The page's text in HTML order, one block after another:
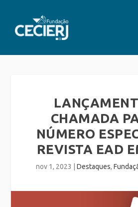
CHAMADA
NÚMERO
REVISTA EAD
nov 1, 2023 Destaques,